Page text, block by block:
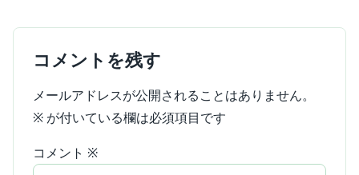
コメントを残す
メールアドレスが公開されることはありません。
※ が付いている欄は必須項目です
コメント ※